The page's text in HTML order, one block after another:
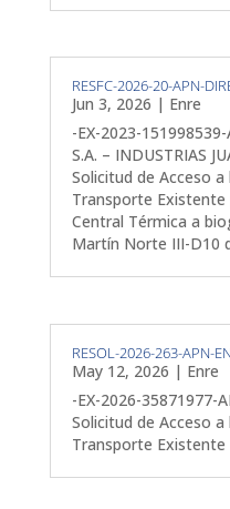
RESFC-2026-20-APN-
Jun 3, 2026 | Enre
-EX-2023-
S.A. – INDUSTRIAS
Solicitud de Acceso a
Transporte Existente
Central Térmica a
Martín Norte III-D10
RESOL-2026-263-APN-
May 12, 2026 | Enre
-EX-2026-35871977-
Solicitud de Acceso a
Transporte Existente